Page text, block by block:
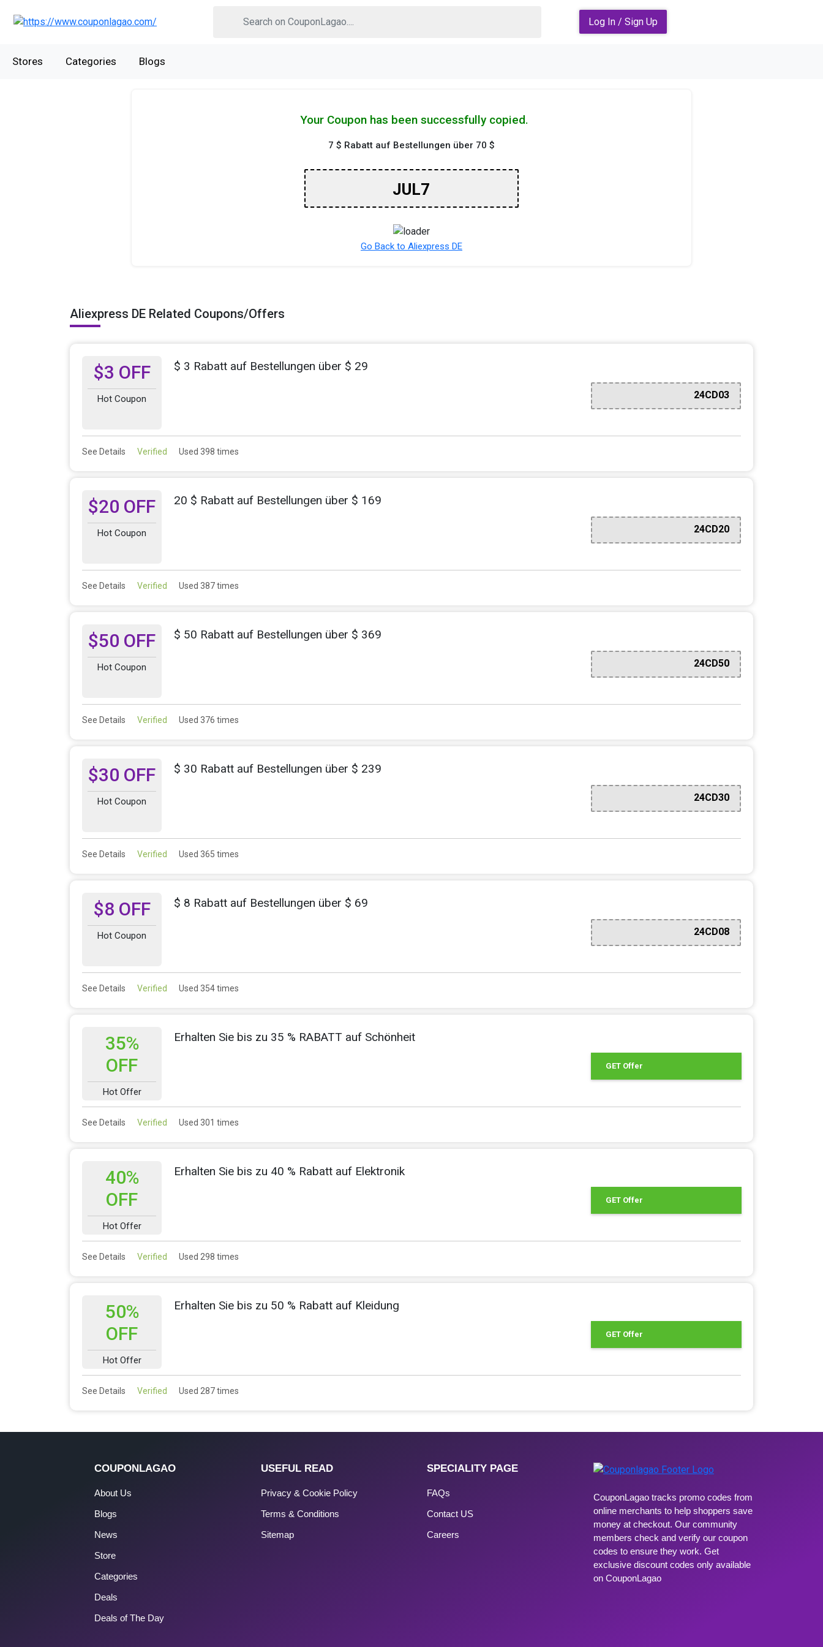
Log In / Sign Up
Stores Categories Blogs
Your Coupon has been successfully copied.
7 $ Rabatt auf Bestellungen über 70 $
JUL7
Go Back to Aliexpress DE
Aliexpress DE Related Coupons/Offers
$3 OFF
Hot Coupon
$ 3 Rabatt auf Bestellungen über $ 29
24CD03
See Details Verified Used 398 times
$20 OFF
Hot Coupon
20 $ Rabatt auf Bestellungen über $ 169
24CD20
See Details Verified Used 387 times
$50 OFF
Hot Coupon
$ 50 Rabatt auf Bestellungen über $ 369
24CD50
See Details Verified Used 376 times
$30 OFF
Hot Coupon
$ 30 Rabatt auf Bestellungen über $ 239
24CD30
See Details Verified Used 365 times
$8 OFF
Hot Coupon
$ 8 Rabatt auf Bestellungen über $ 69
24CD08
See Details Verified Used 354 times
35%
OFF
Hot Offer
Erhalten Sie bis zu 35 % RABATT auf Schönheit
GET Offer
See Details Verified Used 301 times
40%
OFF
Hot Offer
Erhalten Sie bis zu 40 % Rabatt auf Elektronik
GET Offer
See Details Verified Used 298 times
50%
OFF
Hot Offer
Erhalten Sie bis zu 50 % Rabatt auf Kleidung
GET Offer
See Details Verified Used 287 times
COUPONLAGAO
About Us
Blogs
News
Store
Categories
Deals
Deals of The Day
USEFUL READ
Privacy & Cookie Policy
Terms & Conditions
Sitemap
SPECIALITY PAGE
FAQs
Contact US
Careers
CouponLagao tracks promo codes from
online merchants to help shoppers save
money at checkout. Our community
members check and verify our coupon
codes to ensure they work. Get
exclusive discount codes only available
on CouponLagao